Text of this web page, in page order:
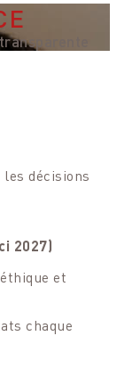
décisions
2027)
et
chaque